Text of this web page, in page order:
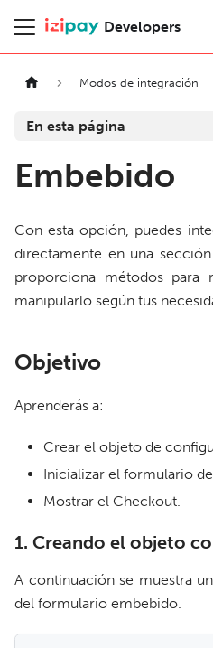
Developers
Modos de integración
En esta página
Embebido
Con esta opción, puedes
directamente en una
proporciona métodos para
manipularlo según tus
Objetivo
Aprenderás a:
Crear el objeto de
Inicializar el formulario
Mostrar el Checkout.
1. Creando el objeto
A continuación se muestra
del formulario embebido.